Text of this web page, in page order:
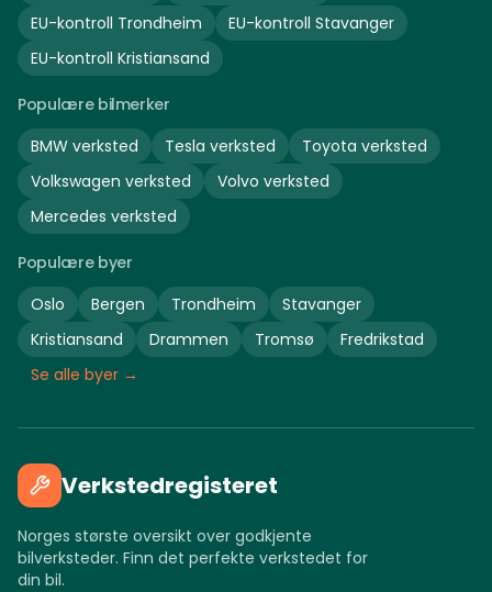
EU-kontroll Trondheim EU-kontroll Stavanger
EU-kontroll Kristiansand
Populære bilmerker
BMW verksted Tesla verksted Toyota verksted
Volkswagen verksted Volvo verksted
Mercedes verksted
Populære byer
Oslo
Bergen Trondheim
Stavanger
Kristiansand
Drammen Tromsø
Fredrikstad
Se alle byer →
Verkstedregisteret
Norges største oversikt over godkjente
bilverksteder. Finn det perfekte verkstedet for
din bil.